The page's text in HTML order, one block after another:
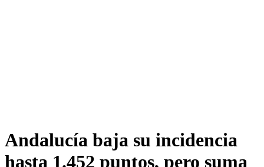
Andalucía baja su incidencia
hasta 1.452 puntos, pero suma